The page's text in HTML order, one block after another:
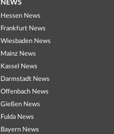
NEWS
Hessen News
Frankfurt News
Wiesbaden News
Mainz News
Kassel News
Darmstadt News
Offenbach News
Gießen News
Fulda News
Bayern News